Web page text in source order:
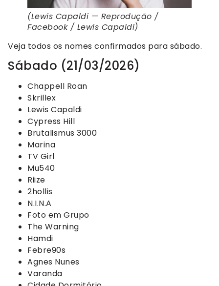
(Lewis Capaldi — Reprodução /
Facebook / Lewis Capaldi)
Veja todos os nomes confirmados para sábado.
Sábado (21/03/2026)
Chappell Roan
Skrillex
Lewis Capaldi
Cypress Hill
Brutalismus 3000
Marina
TV Girl
Mu540
Riize
2hollis
N.I.N.A
Foto em Grupo
The Warning
Hamdi
Febre90s
Agnes Nunes
Varanda